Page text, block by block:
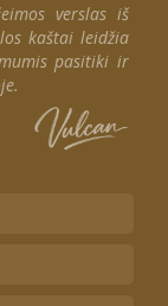
verslas iš
kaštai leidžia
pasitiki ir